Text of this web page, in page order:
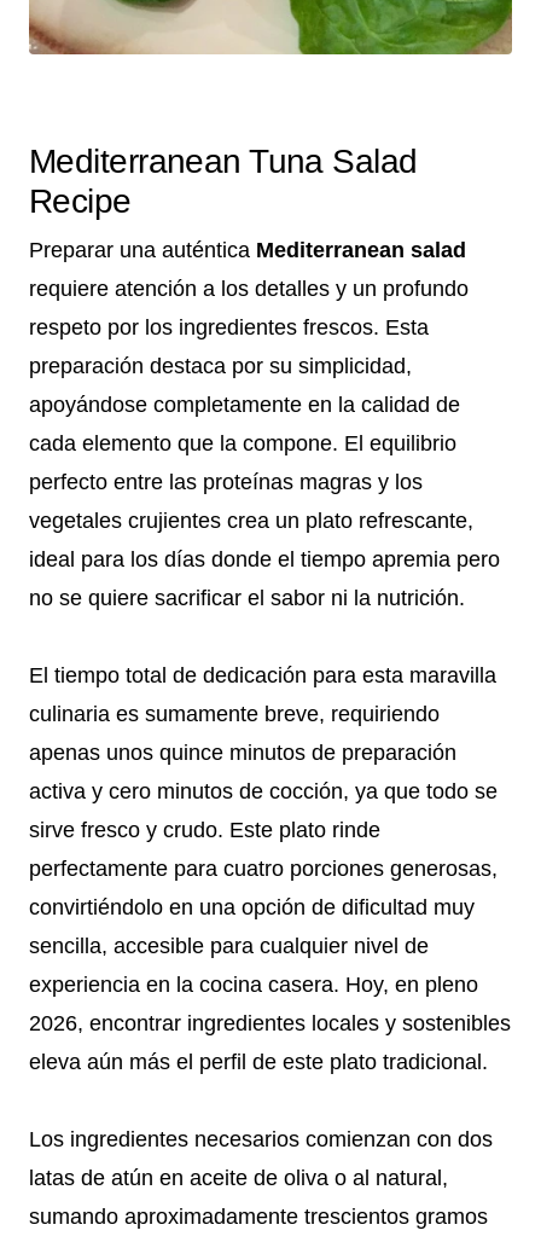
Mediterranean Tuna Salad
Recipe
Preparar una auténtica Mediterranean salad
requiere atención a los detalles y un profundo
respeto por los ingredientes frescos. Esta
preparación destaca por su simplicidad,
apoyándose completamente en la calidad de
cada elemento que la compone. El equilibrio
perfecto entre las proteínas magras y los
vegetales crujientes crea un plato refrescante,
ideal para los días donde el tiempo apremia pero
no se quiere sacrificar el sabor ni la nutrición.
El tiempo total de dedicación para esta maravilla
culinaria es sumamente breve, requiriendo
apenas unos quince minutos de preparación
activa y cero minutos de cocción, ya que todo se
sirve fresco y crudo. Este plato rinde
perfectamente para cuatro porciones generosas,
convirtiéndolo en una opción de dificultad muy
sencilla, accesible para cualquier nivel de
experiencia en la cocina casera. Hoy, en pleno
2026, encontrar ingredientes locales y sostenibles
eleva aún más el perfil de este plato tradicional.
Los ingredientes necesarios comienzan con dos
latas de atún en aceite de oliva o al natural,
sumando aproximadamente trescientos gramos